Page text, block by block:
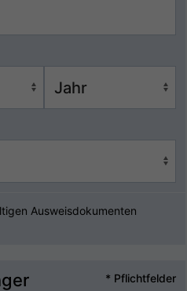
Ausweisdokumenten
* Pflichtfelder